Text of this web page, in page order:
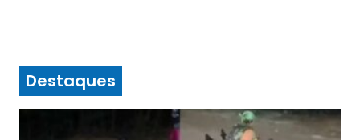
Destaques